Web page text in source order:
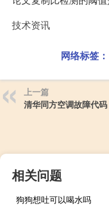
技术资讯
网络标签：
上一篇
清华同方空调故障代码
相关问题
狗狗想吐可以喝水吗